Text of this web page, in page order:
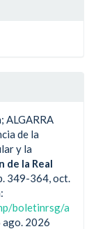
ALGARRA
de la
y la
de la Real
349-364, oct.
boletinrsg/a
ago. 2026